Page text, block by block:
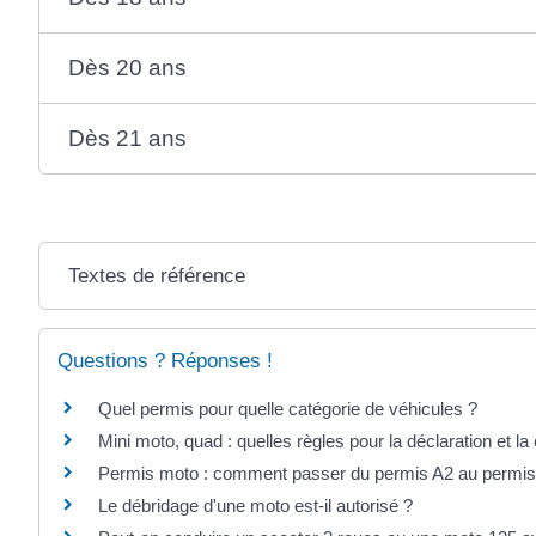
Dès 20 ans
Dès 21 ans
Textes de référence
Questions ? Réponses !
Quel permis pour quelle catégorie de véhicules ?
Mini moto, quad : quelles règles pour la déclaration et la
Permis moto : comment passer du permis A2 au
Le débridage d'une moto est-il autorisé ?